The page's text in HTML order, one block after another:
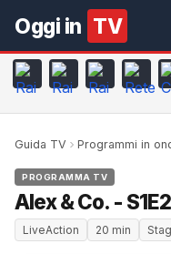
Oggi in TV
Guida TV Programmi in
PROGRAMMA TV
Alex & Co. -
LiveAction 20 min